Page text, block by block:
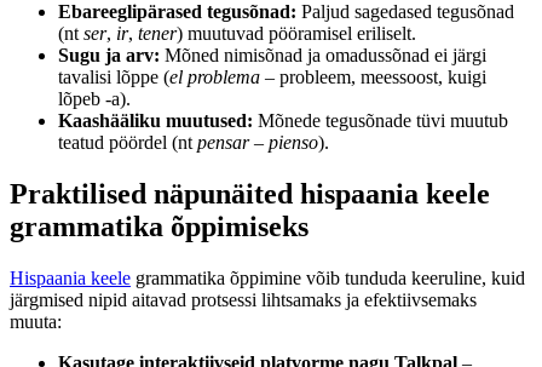
Ebareeglipärased tegusõnad: Paljud sagedased tegusõnad
(nt ser, ir, tener) muutuvad pööramisel eriliselt.
Sugu ja arv: Mõned nimisõnad ja omadussõnad ei järgi
tavalisi lõppe (el problema – probleem, meessoost, kuigi
lõpeb -a).
Kaashääliku muutused: Mõnede tegusõnade tüvi muutub
teatud pöördel (nt pensar– pienso).
Praktilised näpunäited hispaania keele
grammatika õppimiseks
Hispaania keele grammatika õppimine võib tunduda keeruline, kuid
järgmised nipid aitavad protsessi lihtsamaks ja efektiivsemaks
muuta:
Kasutage interaktiivseid platvorme nagu Talkpal –